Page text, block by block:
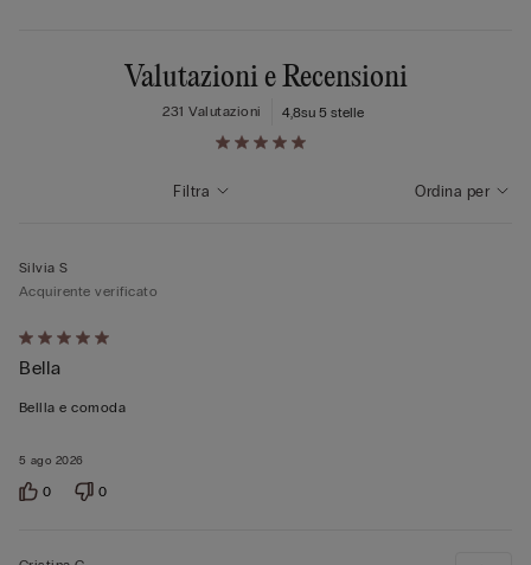
Valutazioni e Recensioni
4,8su 5 stelle
231 Valutazioni
Ordina per
Filtra
Valutato
5
su
5 ago 2026
Silvia S
Acquirente verificato
Bella
Bellla e comoda
0 0